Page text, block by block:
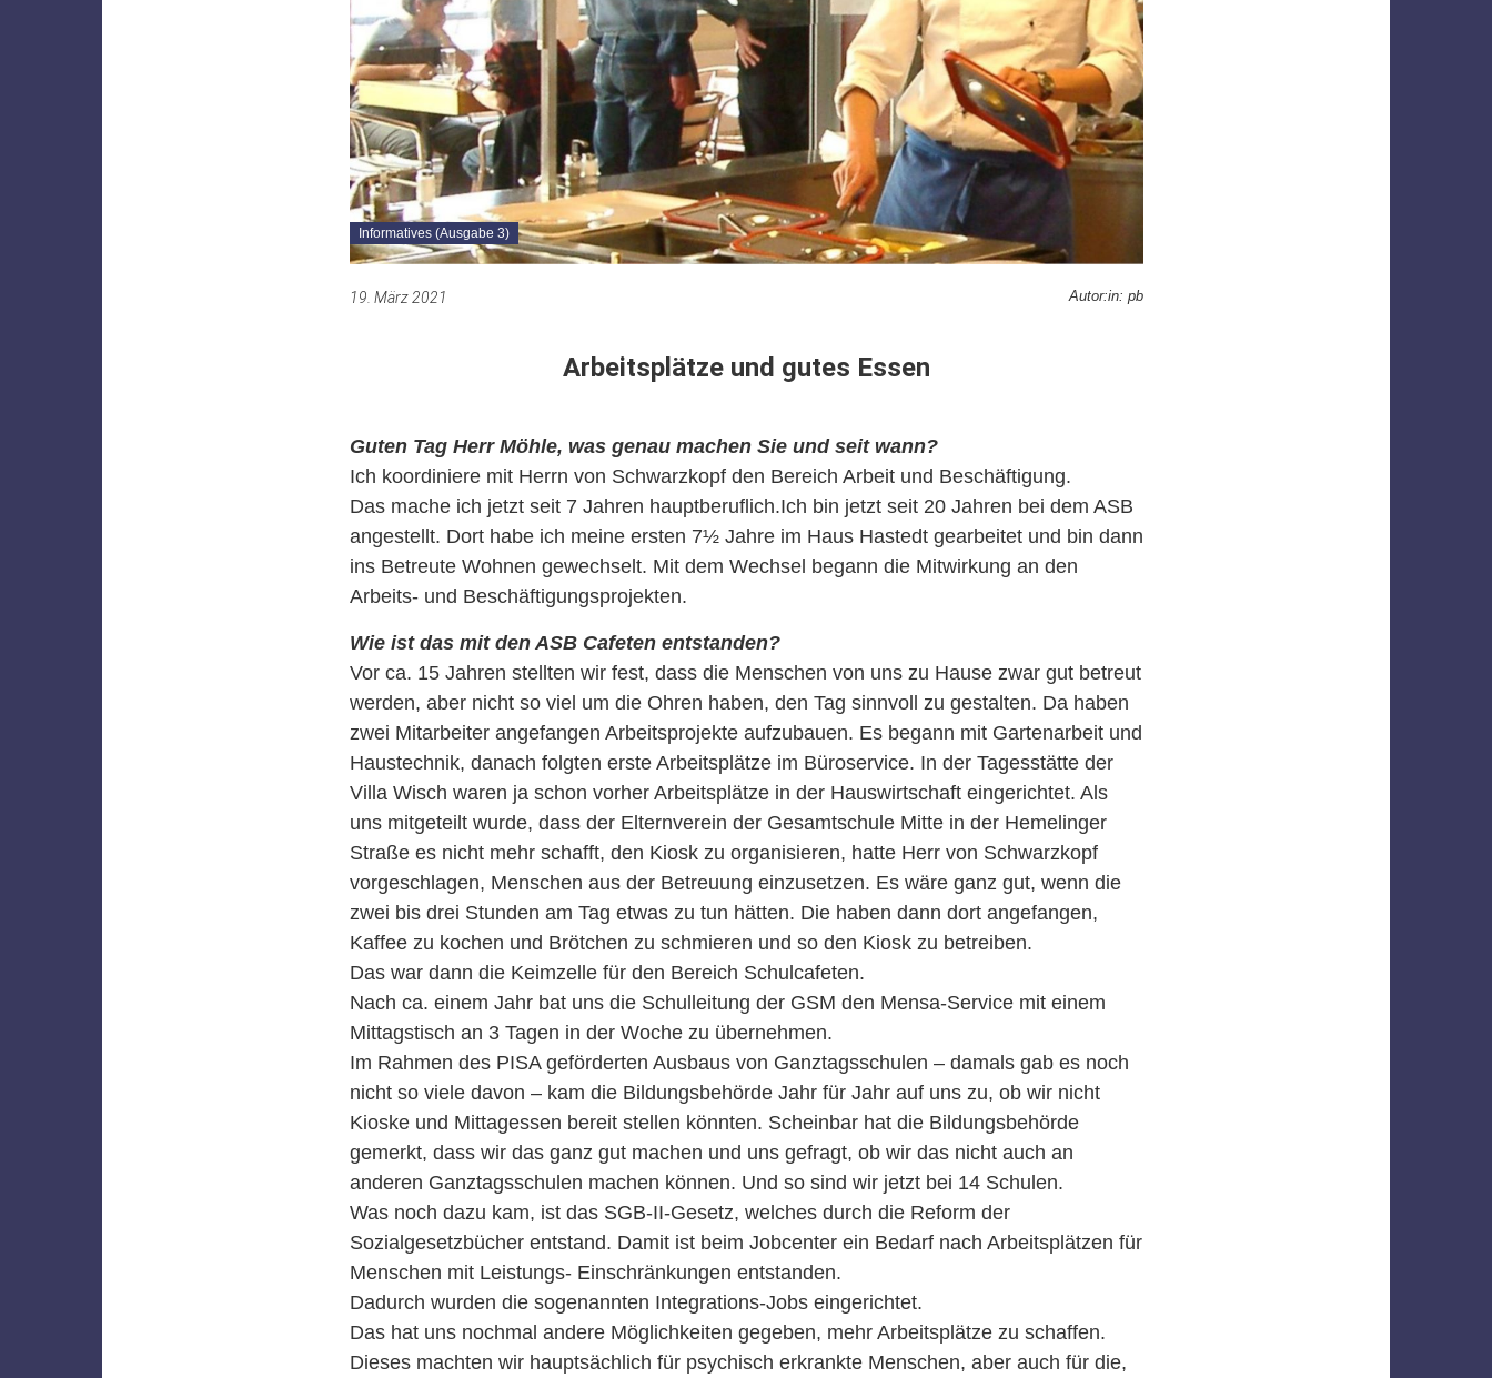
Informatives (Ausgabe 3)
19. März 2021 Autor:in: pb
Arbeitsplätze und gutes Essen
Guten Tag Herr Möhle, was genau machen Sie und seit wann?
Ich koordiniere mit Herrn von Schwarzkopf den Bereich Arbeit und Beschäftigung.
Das mache ich jetzt seit 7 Jahren hauptberuflich.Ich bin jetzt seit 20 Jahren bei dem ASB
angestellt. Dort habe ich meine ersten 7½ Jahre im Haus Hastedt gearbeitet und bin dann
ins Betreute Wohnen gewechselt. Mit dem Wechsel begann die Mitwirkung an den
Arbeits- und Beschäftigungsprojekten.
Wie ist das mit den ASB Cafeten entstanden?
Vor ca. 15 Jahren stellten wir fest, dass die Menschen von uns zu Hause zwar gut betreut
werden, aber nicht so viel um die Ohren haben, den Tag sinnvoll zu gestalten. Da haben
zwei Mitarbeiter angefangen Arbeitsprojekte aufzubauen. Es begann mit Gartenarbeit und
Haustechnik, danach folgten erste Arbeitsplätze im Büroservice. In der Tagesstätte der
Villa Wisch waren ja schon vorher Arbeitsplätze in der Hauswirtschaft eingerichtet. Als
uns mitgeteilt wurde, dass der Elternverein der Gesamtschule Mitte in der Hemelinger
Straße es nicht mehr schafft, den Kiosk zu organisieren, hatte Herr von Schwarzkopf
vorgeschlagen, Menschen aus der Betreuung einzusetzen. Es wäre ganz gut, wenn die
zwei bis drei Stunden am Tag etwas zu tun hätten. Die haben dann dort angefangen,
Kaffee zu kochen und Brötchen zu schmieren und so den Kiosk zu betreiben.
Das war dann die Keimzelle für den Bereich Schulcafeten.
Nach ca. einem Jahr bat uns die Schulleitung der GSM den Mensa-Service mit einem
Mittagstisch an 3 Tagen in der Woche zu übernehmen.
Im Rahmen des PISA geförderten Ausbaus von Ganztagsschulen – damals gab es noch
nicht so viele davon – kam die Bildungsbehörde Jahr für Jahr auf uns zu, ob wir nicht
Kioske und Mittagessen bereit stellen könnten. Scheinbar hat die Bildungsbehörde
gemerkt, dass wir das ganz gut machen und uns gefragt, ob wir das nicht auch an
anderen Ganztagsschulen machen können. Und so sind wir jetzt bei 14 Schulen.
Was noch dazu kam, ist das SGB-II-Gesetz, welches durch die Reform der
Sozialgesetzbücher entstand. Damit ist beim Jobcenter ein Bedarf nach Arbeitsplätzen für
Menschen mit Leistungs- Einschränkungen entstanden.
Dadurch wurden die sogenannten Integrations-Jobs eingerichtet.
Das hat uns nochmal andere Möglichkeiten gegeben, mehr Arbeitsplätze zu schaffen.
Dieses machten wir hauptsächlich für psychisch erkrankte Menschen, aber auch für die,